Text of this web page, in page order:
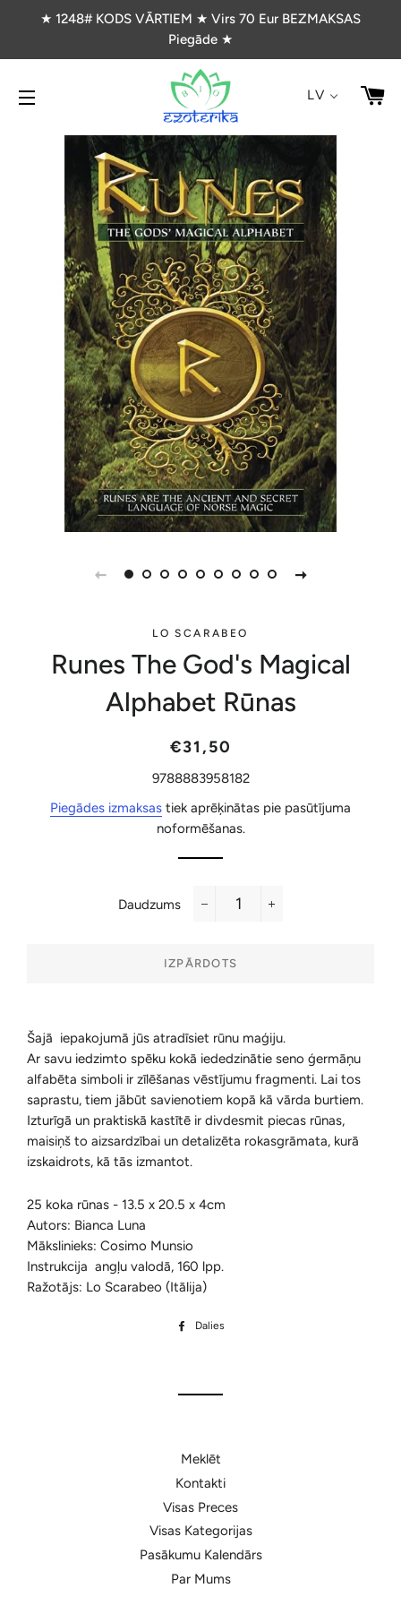
★ 1248# KODS VĀRTIEM ★ Virs 70 Eur BEZMAKSAS
Piegāde ★
VIETNES NAVIGĀCIJA
LV
LO SCARABEO
Runes The God's Magical
Alphabet Rūnas
Parastā
Akcijas
€31,50
9788883958182
Piegādes izmaksas tiek aprēķinātas pie pasūtījuma
noformēšanas.
Daudzums
IZPĀRDOTS
Šajā iepakojumā jūs atradīsiet rūnu maģiju.
Ar savu iedzimto spēku kokā iededzinātie seno ģermāņu
alfabēta simboli ir zīlēšanas vēstījumu fragmenti. Lai tos
saprastu, tiem jābūt savienotiem kopā kā vārda burtiem.
Izturīgā un praktiskā kastītē ir divdesmit piecas rūnas,
maisiņš to aizsardzībai un detalizēta rokasgrāmata, kurā
izskaidrots, kā tās izmantot.
25 koka rūnas - 13.5 x 20.5 x 4cm
Autors: Bianca Luna
Mākslinieks: Cosimo Munsio
Instrukcija angļu valodā, 160 lpp.
Ražotājs: Lo Scarabeo (Itālija)
Dalies
Meklēt
Kontakti
Visas Preces
Visas Kategorijas
Pasākumu Kalendārs
Par Mums